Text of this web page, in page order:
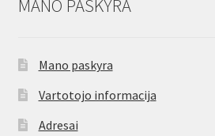
MANO PASKYRA
Mano paskyra
Vartotojo informacija
Adresai